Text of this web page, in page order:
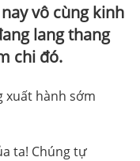
vô cùng kinh
lang thang
chi đó.
xuất hành sớm
ta! Chúng tự